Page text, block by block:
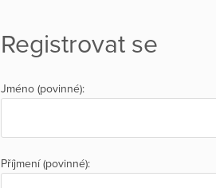
Registrovat se
Jméno (povinné):
Příjmení (povinné):